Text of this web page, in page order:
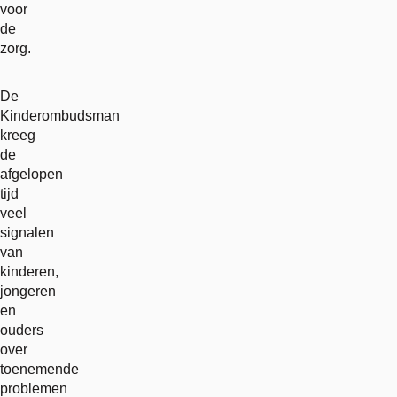
voor
de
zorg.
De
Kinderombudsman
kreeg
de
afgelopen
tijd
veel
signalen
van
kinderen,
jongeren
en
ouders
over
toenemende
problemen